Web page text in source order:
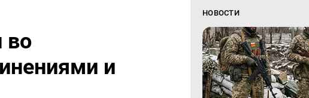
во
и
НОВОСТИ